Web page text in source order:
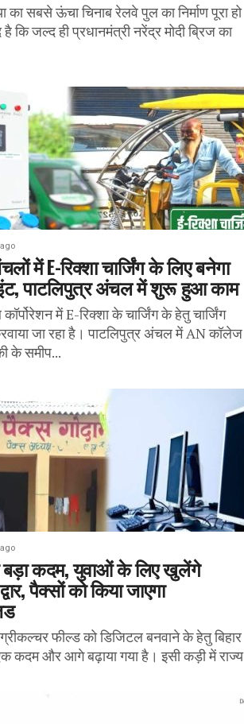
का सबसे ऊंचा चिनाब रेलवे पुल का निर्माण पूरा हो
है कि जल्द ही प्रधानमंत्री नरेंद्र मोदी ब्रिज का
में E-रिक्शा चार्जिंग के लिए बनेगा
पाटलिपुत्र अंचल में शुरू हुआ काम
में E-रिक्शा के चार्जिंग के हेतु चार्जिंग
जा रहा है। पाटलिपुत्र अंचल में AN कॉलेज
के समीप...
बड़ा कदम, युवाओं के लिए खुलेंगे
पैक्‍सों को किया जाएगा
फील्ड को डिजिटल बनवाने के हेतु बिहार
एक कदम और आगे बढ़ाया गया है। इसी कड़ी में राज्य